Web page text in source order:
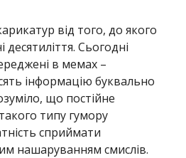
від того, до якого
Сьогодні
в мемах –
інформацію буквально
що постійне
типу гумору
сприймати
нашаруванням смислів.